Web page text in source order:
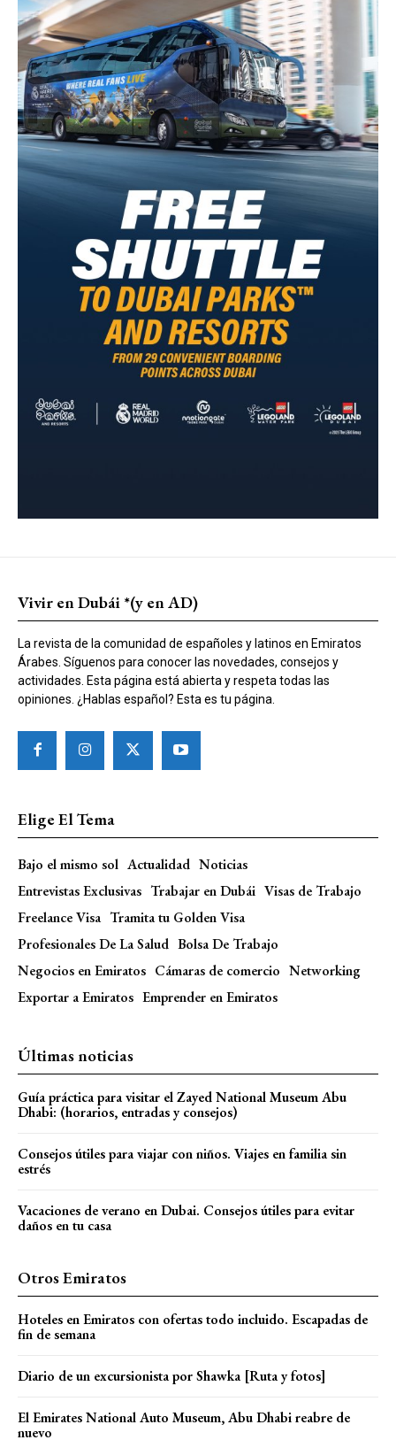
Vivir en Dubái *(y en AD)
La revista de la comunidad de españoles y latinos en Emiratos
Árabes. Síguenos para conocer las novedades, consejos y
actividades. Esta página está abierta y respeta todas las
opiniones. ¿Hablas español? Esta es tu página.
Elige El Tema
Bajo el mismo sol Actualidad Noticias
Entrevistas Exclusivas Trabajar en Dubái Visas de Trabajo
Freelance Visa Tramita tu Golden Visa
Profesionales De La Salud Bolsa De Trabajo
Negocios en Emiratos Cámaras de comercio Networking
Exportar a Emiratos Emprender en Emiratos
Últimas noticias
Guía práctica para visitar el Zayed National Museum Abu
Dhabi: (horarios, entradas y consejos)
Consejos útiles para viajar con niños. Viajes en familia sin
estrés
Vacaciones de verano en Dubai. Consejos útiles para evitar
daños en tu casa
Otros Emiratos
Hoteles en Emiratos con ofertas todo incluido. Escapadas de
fin de semana
Diario de un excursionista por Shawka [Ruta y fotos]
El Emirates National Auto Museum, Abu Dhabi reabre de
nuevo